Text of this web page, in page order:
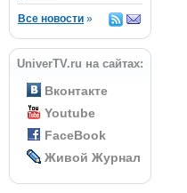
Все новости »
UniverTV.ru на сайтах:
Вконтакте
Youtube
FaceBook
Живой Журнал